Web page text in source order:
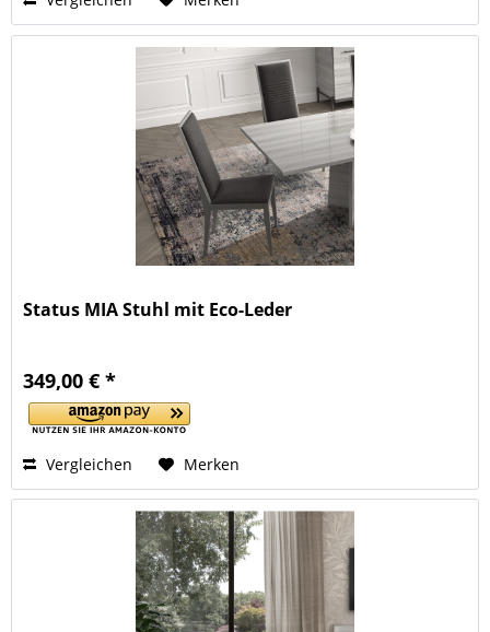
Status MIA Stuhl mit Eco-Leder
349,00 € *
Vergleichen Merken